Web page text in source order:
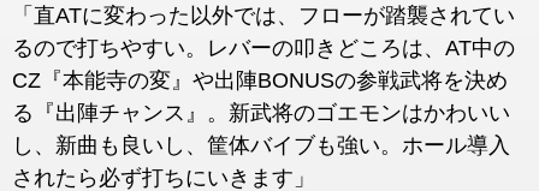
「直ATに変わった以外では、フローが踏襲されてい
るので打ちやすい。レバーの叩きどころは、AT中の
CZ『本能寺の変』や出陣BONUSの参戦武将を決め
る『出陣チャンス』。新武将のゴエモンはかわいい
し、新曲も良いし、筐体バイブも強い。ホール導入
されたら必ず打ちにいきます」